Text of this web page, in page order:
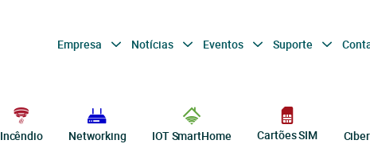
Empresa Notícias Eventos Suporte
Incêndio Networking IOT SmartHome Cartões SIM